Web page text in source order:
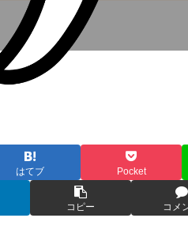
はてブ Pocket
コピー コメ